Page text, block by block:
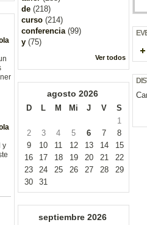
y
de (218)
curso (214)
conferencia(99)
y (75)
Ver todos
agosto 2026
D L M Mi J V
S
1
2
3 4 5 6 7
8
9
10 11 12 13 14
15
16
17 18 19 20 21
22
23
24 25 26 27 28
29
30
31
septiembre 2026